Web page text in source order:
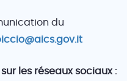
du
les réseaux sociaux :